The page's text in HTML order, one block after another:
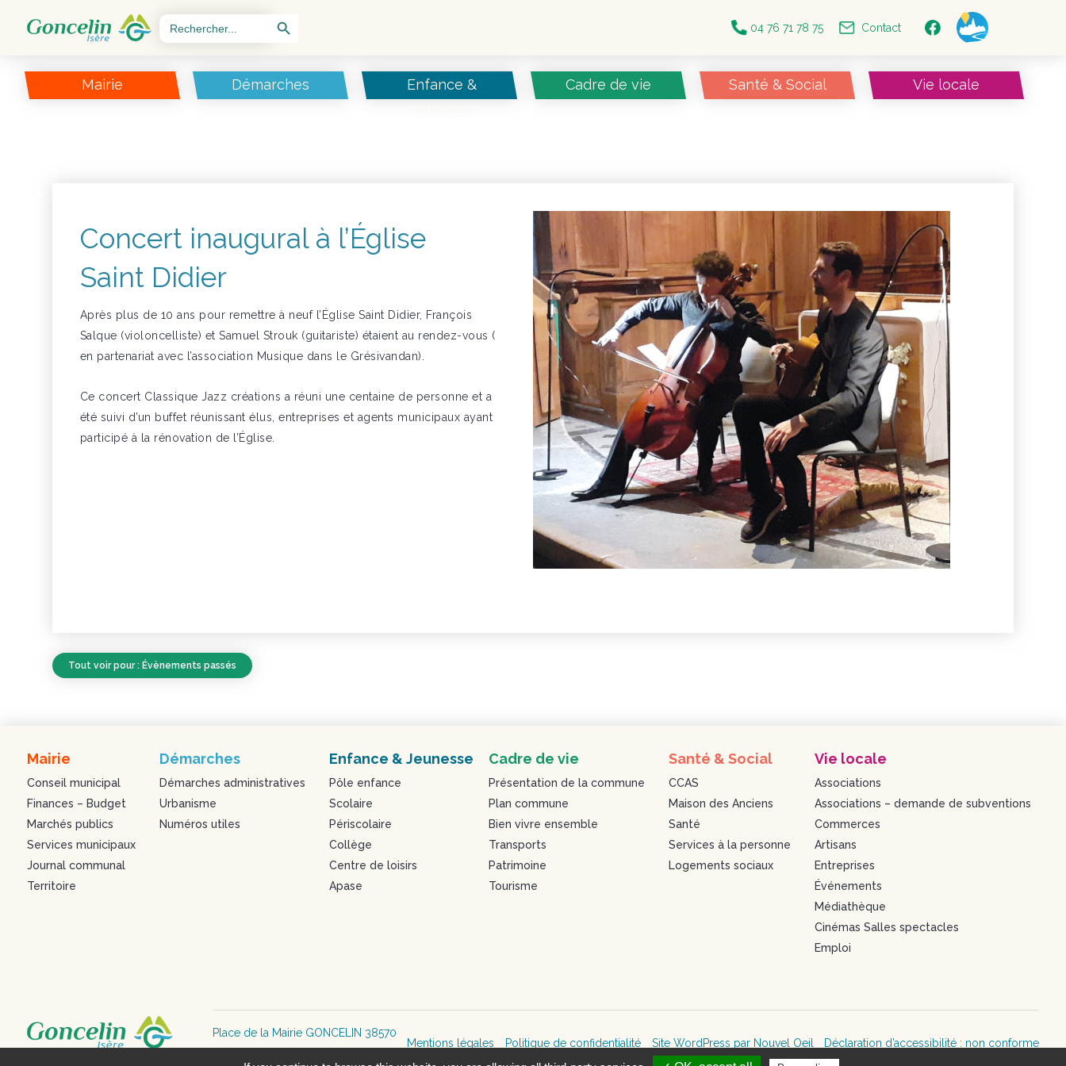
Search
for:
Search Button
04 76 71 78 75 Contact
Mairie Démarches
Enfance &
Cadre de vie Santé & Social Vie locale
Concert inaugural à l’Église
Saint Didier
Après plus de 10 ans pour remettre à neuf l’Église Saint Didier, François
Salque (violoncelliste) et Samuel Strouk (guitariste) étaient au rendez-vous (
en partenariat avec l’association Musique dans le Grésivandan).
Ce concert Classique Jazz créations a réuni une centaine de personne et a
été suivi d’un buffet réunissant élus, entreprises et agents municipaux ayant
participé à la rénovation de l’Église.
Tout voir pour : Évènements passés
Mairie
Conseil municipal
Finances – Budget
Marchés publics
Services municipaux
Journal communal
Territoire
Démarches
Démarches administratives
Urbanisme
Numéros utiles
Enfance & Jeunesse
Pôle enfance
Scolaire
Périscolaire
Collège
Centre de loisirs
Apase
Cadre de vie
Présentation de la commune
Plan commune
Bien vivre ensemble
Transports
Patrimoine
Tourisme
Santé & Social
CCAS
Maison des Anciens
Santé
Services à la personne
Logements sociaux
Vie locale
Associations
Associations – demande de subventions
Commerces
Artisans
Entreprises
Événements
Médiathèque
Cinémas Salles spectacles
Emploi
Place de la Mairie GONCELIN 38570
Mentions légales Politique de confidentialité Site WordPress par Nouvel Oeil Déclaration d’accessibilité : non conforme